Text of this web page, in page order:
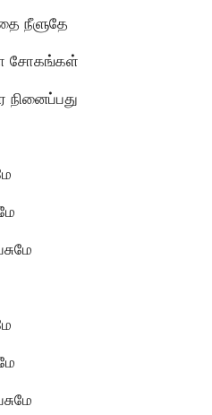
நீளுதே
சோகங்கள்
நினைப்பது